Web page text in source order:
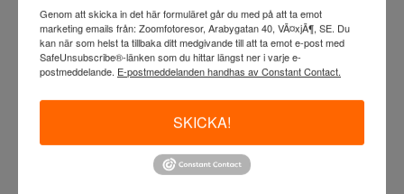
Genom att skicka in det här formuläret går du med på att ta emot
marketing emails från: Zoomfotoresor, Arabygatan 40, VÃ¤xjÃ¶, SE. Du
kan när som helst ta tillbaka ditt medgivande till att ta emot e-post med
SafeUnsubscribe®-länken som du hittar längst ner i varje e-
postmeddelande. E-postmeddelanden handhas av Constant Contact.
SKICKA!